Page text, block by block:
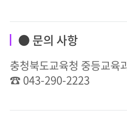
● 문의 사항
충청북도교육청 중등교육
☎ 043-290-2223